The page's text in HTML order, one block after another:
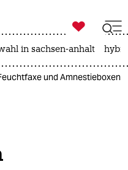

taz zahl ich
in sachsen-anhalt
und Amnestieboxen